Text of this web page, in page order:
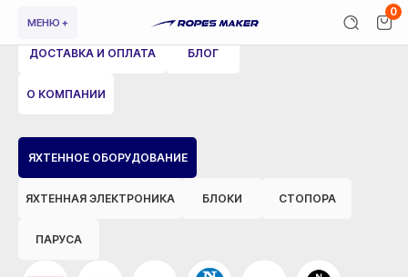
МЕНЮ +
0
ЯХТЕННОЕ ОБОРУДОВАНИЕ
ЯХТЕННАЯ ЭЛЕКТРОНИКА БЛОКИ СТОПОРА
ПАРУСА
ДОСТАВКА И ОПЛАТА БЛОГ
О КОМПАНИИ